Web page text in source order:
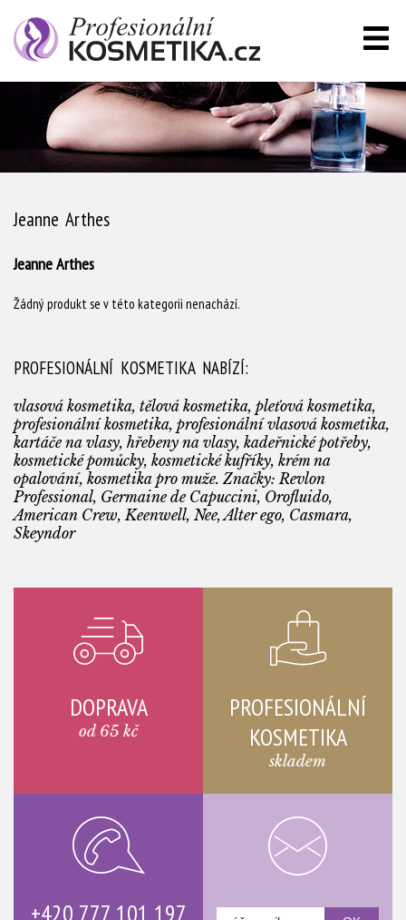
Jeanne Arthes
Jeanne Arthes
Žádný produkt se v této kategorii nenachází.
PROFESIONÁLNÍ KOSMETIKA NABÍZÍ:
vlasová kosmetika, tělová kosmetika, pleťová kosmetika,
profesionální kosmetika, profesionální vlasová kosmetika,
kartáče na vlasy, hřebeny na vlasy, kadeřnické potřeby,
kosmetické pomůcky, kosmetické kufříky, krém na
opalování, kosmetika pro muže. Značky: Revlon
Professional, Germaine de Capuccini, Orofluido,
American Crew, Keenwell, Nee, Alter ego, Casmara,
Skeyndor
DOPRAVA
od 65 kč
PROFESIONÁLNÍ
KOSMETIKA
skladem
+420 777 101 197